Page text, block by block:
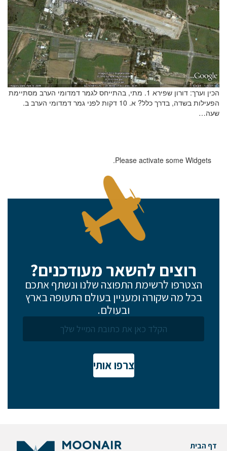
הכין וערך: דורון שפירא 1. מתי, בהתייחס לגמר דמדומי הערב מסתיימת
הפעילות בשדה, בדרך כלל? א. 10 דקות לפני גמר דמדומי הערב ב.
שעה…
Please activate some Widgets.
רוצים להשאר מעודכנים?
הצטרפו לרשימת התפוצה שלנו ונשתף אתכם
בכל מה שקורה ומעניין בעולם התעופה בארץ
ובעולם.
צרפו אותי
דף הבית
אם הגעתם לפה,
סימן שאתם מעוניינים
ולעזור לכם להגשים את החלומות שלכם בעולם התעופה.
השאירו לנו פרטים ונחזור אליכם.
דוא"ל